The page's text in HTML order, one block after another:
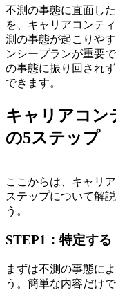
不測の事態に直面し
を、キャリアコンテ
測の事態が起こりや
ンシープランが重要で
の事態に振り回され
できます。
キャリアコン
の5ステップ
ここからは、キャリ
ステップについて解
う。
STEP1：特定する
まずは不測の事態に
う。簡単な内容だけ